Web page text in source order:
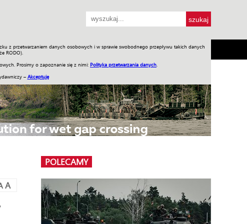
z przetwarzaniem danych osobowych i w sprawie swobodnego przepływu takich danych
RODO).
Prosimy o zapoznanie się z nimi: Polityka przetwarzania danych
– Akceptuję
ENGLISH SKLEP Jednodniówki Praca w WIW
A
POLECAMY